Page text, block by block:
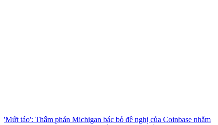
'Mứt táo': Thẩm phán Michigan bác bỏ đề nghị của Coinbase nhằm